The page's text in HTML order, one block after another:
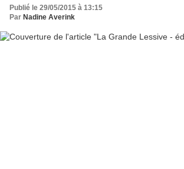
Publié le 29/05/2015 à 13:15
Par Nadine Averink